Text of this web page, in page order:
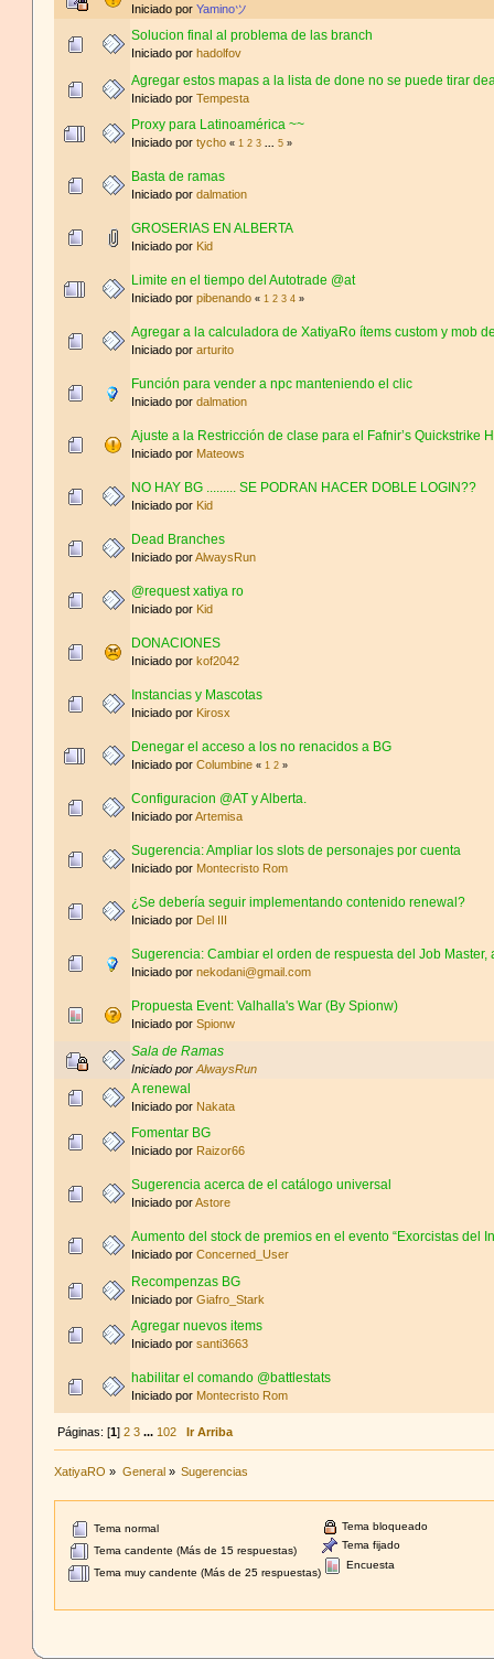
Iniciado porYaminoツ
Solucion final al problema de las branch
Iniciado porhadolfov
Agregar estos mapas a la lista de done no se puede tirar
Iniciado porTempesta
Proxy para Latinoamérica ~~
Iniciado portycho « 1 2 3 ...5 »
Basta de ramas
Iniciado pordalmation
GROSERIAS EN ALBERTA
Iniciado por Kid
Limite en el tiempo del Autotrade @at
Iniciado porpibenando « 1 2 3 4 »
Agregar a la calculadora de XatiyaRo ítems custom y mob
Iniciado porarturito
Función para vender a npc manteniendo el clic
Iniciado pordalmation
Ajuste a la Restricción de clase para el Fafnir’s Quickstrike
Iniciado por Mateows
NO HAY BG ......... SE PODRAN HACER DOBLE LOGIN??
Iniciado por Kid
Dead Branches
Iniciado porAlwaysRun
@request xatiya ro
Iniciado por Kid
DONACIONES
Iniciado porkof2042
Instancias y Mascotas
Iniciado por Kirosx
Denegar el acceso a los no renacidos a BG
Iniciado porColumbine « 1 2 »
Configuracion @AT y Alberta.
Iniciado porArtemisa
Sugerencia: Ampliar los slots de personajes por cuenta
Iniciado por Montecristo Rom
¿Se debería seguir implementando contenido renewal?
Iniciado por Del III
Sugerencia: Cambiar el orden de respuesta del Job Master,
Iniciado pornekodani@gmail.com
Propuesta Event: Valhalla's War (By Spionw)
Iniciado porSpionw
Sala de Ramas
Iniciado porAlwaysRun
A renewal
Iniciado por Nakata
Fomentar BG
Iniciado por Raizor66
Sugerencia acerca de el catálogo universal
Iniciado porAstore
Aumento del stock de premios en el evento “Exorcistas del
Iniciado porConcerned_User
Recompenzas BG
Iniciado porGiafro_Stark
Agregar nuevos items
Iniciado porsanti3663
habilitar el comando @battlestats
Iniciado por Montecristo Rom
Páginas: [1] 2 3 ... 102 Ir Arriba
XatiyaRO » General» Sugerencias
Tema normal
Tema candente (Más de 15 respuestas)
Tema muy candente (Más de 25 respuestas)
Tema bloqueado
Tema fijado
Encuesta